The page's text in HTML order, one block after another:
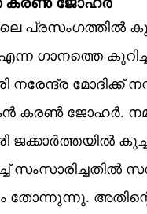
പ്രസംഗത്തില്‍
ഗാനത്തെ കുറിച്ച്
നരേന്ദ്ര മോദിക്ക്
കരണ്‍ ജോഹര്‍.
ജക്കാര്‍ത്തയില്‍
സംസാരിച്ചതില്‍